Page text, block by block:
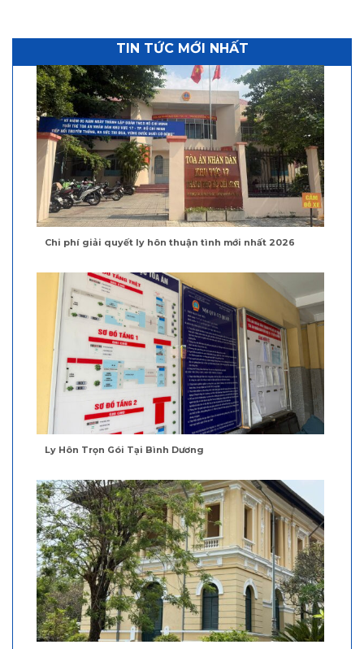
TIN TỨC MỚI NHẤT
Chi phí giải quyết ly hôn thuận tình mới nhất 2026
Ly Hôn Trọn Gói Tại Bình Dương